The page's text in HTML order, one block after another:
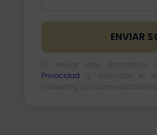
Privacidad